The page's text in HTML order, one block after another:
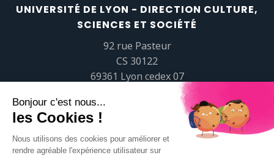
UNIVERSITÉ DE LYON - DIRECTION CULTURE,
SCIENCES ET SOCIÉTÉ
92 rue Pasteur
CS 30122
69361 Lyon cedex 07
popsciences@universite-lyon.fr
Tél.+33 (0)4 37 37 82 01